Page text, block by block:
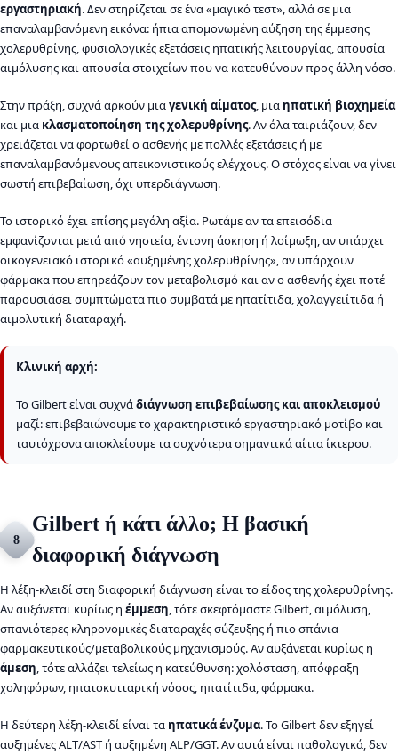
εργαστηριακή. Δεν στηρίζεται σε ένα «μαγικό τεστ», αλλά σε μια
επαναλαμβανόμενη εικόνα: ήπια απομονωμένη αύξηση της έμμεσης
χολερυθρίνης, φυσιολογικές εξετάσεις ηπατικής λειτουργίας, απουσία
αιμόλυσης και απουσία στοιχείων που να κατευθύνουν προς άλλη νόσο.
Στην πράξη, συχνά αρκούν μιαγενική αίματος, μια ηπατική βιοχημεία
και μια κλασματοποίηση της χολερυθρίνης. Αν όλα ταιριάζουν, δεν
χρειάζεται να φορτωθεί ο ασθενής με πολλές εξετάσεις ή με
επαναλαμβανόμενους απεικονιστικούς ελέγχους. Ο στόχος είναι να γίνει
σωστή επιβεβαίωση, όχι υπερδιάγνωση.
Το ιστορικό έχει επίσης μεγάλη αξία. Ρωτάμε αν τα επεισόδια
εμφανίζονται μετά από νηστεία, έντονη άσκηση ή λοίμωξη, αν υπάρχει
οικογενειακό ιστορικό «αυξημένης χολερυθρίνης», αν υπάρχουν
φάρμακα που επηρεάζουν τον μεταβολισμό και αν ο ασθενής έχει ποτέ
παρουσιάσει συμπτώματα πιο συμβατά με ηπατίτιδα, χολαγγειίτιδα ή
αιμολυτική διαταραχή.
Κλινική αρχή:
Το Gilbert είναι συχνάδιάγνωση επιβεβαίωσης και αποκλεισμού
μαζί: επιβεβαιώνουμε το χαρακτηριστικό εργαστηριακό μοτίβο και
ταυτόχρονα αποκλείουμε τα συχνότερα σημαντικά αίτια ίκτερου.
8
Gilbert ή κάτι άλλο; Η βασική
διαφορική διάγνωση
Η λέξη-κλειδί στη διαφορική διάγνωση είναι το είδος της χολερυθρίνης.
Αν αυξάνεται κυρίως η έμμεση, τότε σκεφτόμαστε Gilbert, αιμόλυση,
σπανιότερες κληρονομικές διαταραχές σύζευξης ή πιο σπάνια
φαρμακευτικούς/μεταβολικούς μηχανισμούς. Αν αυξάνεται κυρίως η
άμεση, τότε αλλάζει τελείως η κατεύθυνση: χολόσταση, απόφραξη
χοληφόρων, ηπατοκυτταρική νόσος, ηπατίτιδα, φάρμακα.
Η δεύτερη λέξη-κλειδί είναι τα ηπατικά ένζυμα. Το Gilbert δεν εξηγεί
αυξημένες ALT/AST ή αυξημένη ALP/GGT. Αν αυτά είναι παθολογικά, δεν